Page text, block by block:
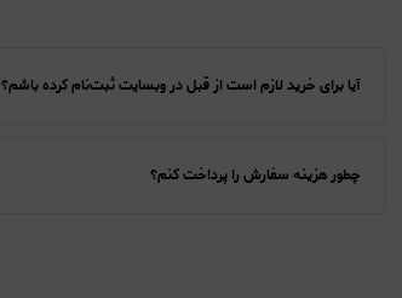
آیا برای خرید لازم است از قبل در وبسایت ثبت‌نام کرده باشم؟
چطور هزینه سفارش را پرداخت کنم؟